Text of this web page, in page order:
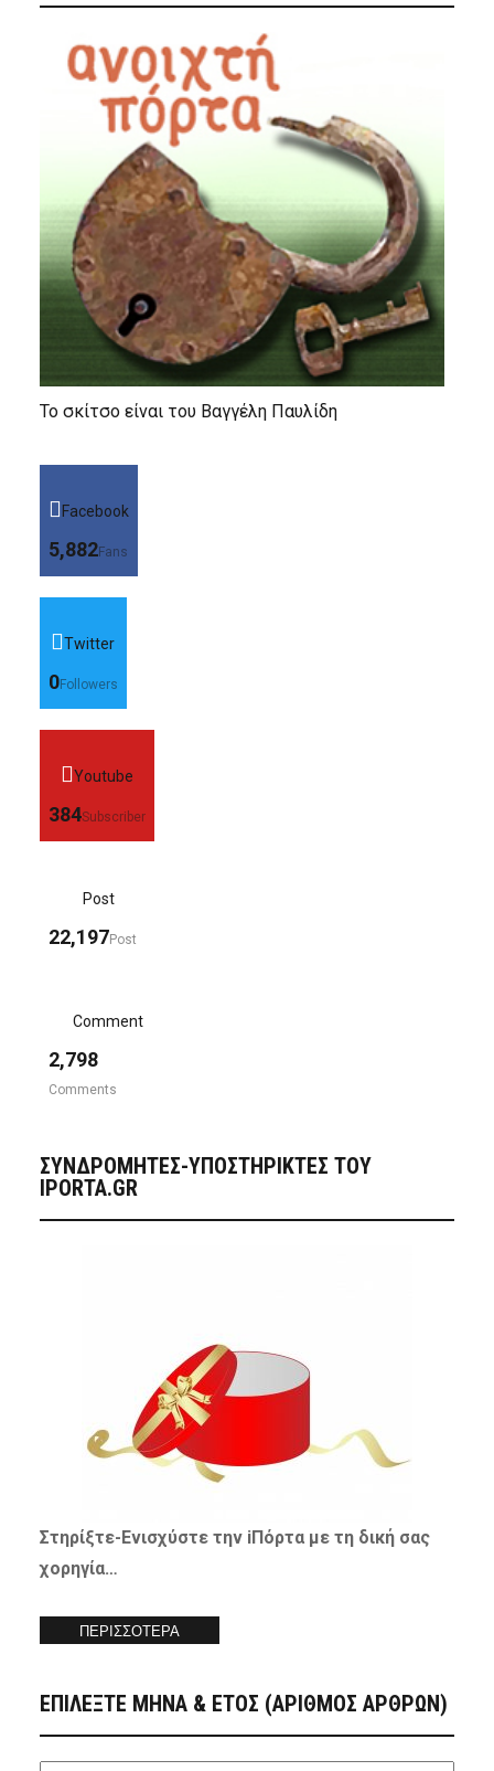
Το σκίτσο είναι του Βαγγέλη Παυλίδη
Facebook
5,882Fans
Twitter
0Followers
Youtube
384Subscriber
Post
22,197Post
Comment
2,798
Comments
ΣΥΝΔΡΟΜΗΤΈΣ-ΥΠΟΣΤΗΡΙΚΤΈΣ ΤΟΥ
IPORTA.GR
Στηρίξτε-Ενισχύστετην iΠόρτα με τη δική σας
χορηγία…
ΠΕΡΙΣΣΟΤΕΡΑ
ΕΠΙΛΕΞΤΕ ΜΗΝΑ & ΕΤΟΣ (ΑΡΙΘΜΟΣ ΑΡΘΡΩΝ)